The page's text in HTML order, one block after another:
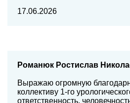
17.06.2026
Романюк Ростислав
Выражаю огромную
коллективу 1-го
ответственность,